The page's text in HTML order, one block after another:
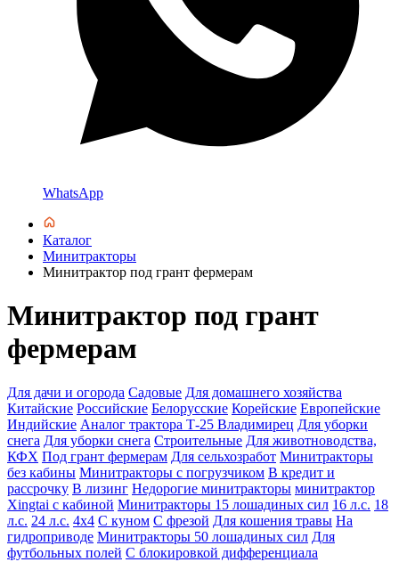
WhatsApp
Каталог
Минитракторы
Минитрактор под грант фермерам
Минитрактор под грант
фермерам
Для дачи и огорода Садовые Для домашнего хозяйства
Китайские Российские Белорусские Корейские Европейские
Индийские Аналог трактора Т-25 Владимирец Для уборки
снега Для уборки снега Строительные Для животноводства,
КФХ Под грант фермерам Для сельхозработ Минитракторы
без кабины Минитракторы с погрузчиком В кредит и
рассрочку В лизинг Недорогие минитракторы минитрактор
Xingtai с кабиной Минитракторы 15 лошадиных сил 16 л.с. 18
л.с. 24 л.с. 4х4 С куном С фрезой Для кошения травы На
гидроприводе Минитракторы 50 лошадиных сил Для
футбольных полей С блокировкой дифференциала